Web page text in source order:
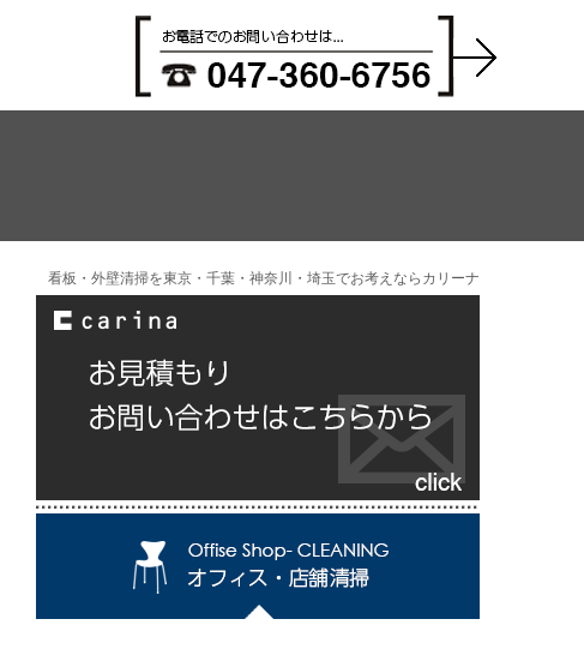
看板・外壁清掃を東京・千葉・神奈川・埼玉でお考えならカリーナ